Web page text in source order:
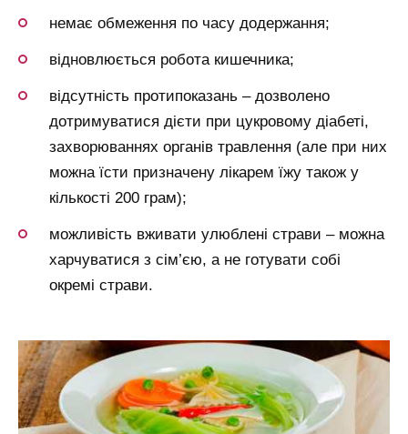
немає обмеження по часу додержання;
відновлюється робота кишечника;
відсутність протипоказань – дозволено
дотримуватися дієти при цукровому діабеті,
захворюваннях органів травлення (але при них
можна їсти призначену лікарем їжу також у
кількості 200 грам);
можливість вживати улюблені страви – можна
харчуватися з сім’єю, а не готувати собі
окремі страви.